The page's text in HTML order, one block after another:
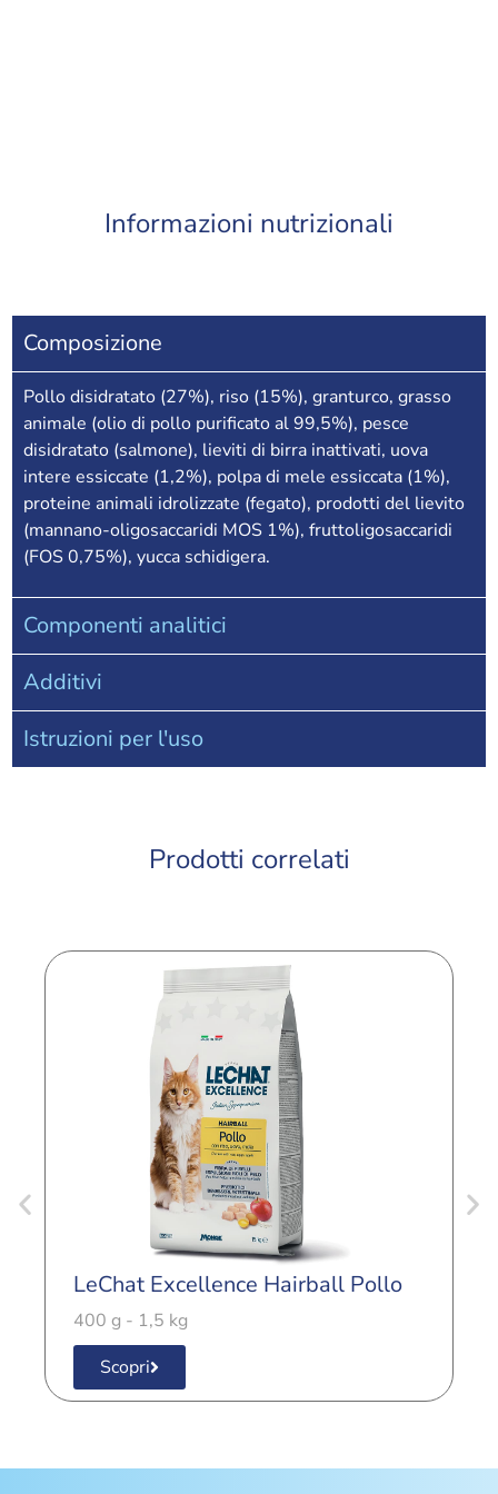
Informazioni nutrizionali
Composizione
Pollo disidratato (27%), riso (15%), granturco, grasso
animale (olio di pollo purificato al 99,5%), pesce
disidratato (salmone), lieviti di birra inattivati, uova
intere essiccate (1,2%), polpa di mele essiccata (1%),
proteine animali idrolizzate (fegato), prodotti del lievito
(mannano-oligosaccaridi MOS 1%), fruttoligosaccaridi
(FOS 0,75%), yucca schidigera.
Componenti analitici
Additivi
Istruzioni per l'uso
Prodotti correlati
LeChat Excellence Hairball Pollo
400 g - 1,5 kg
Scopri